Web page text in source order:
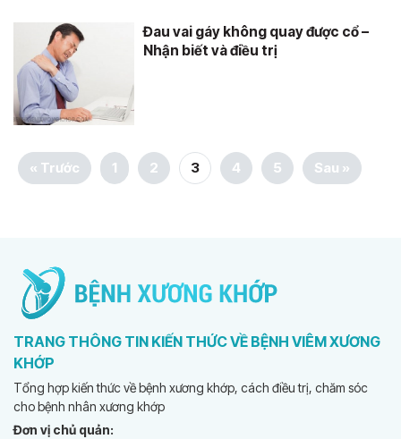
Đau vai gáy không quay được cổ –
Nhận biết và điều trị
« Trước 1 2 3 4 5 Sau »
TRANG THÔNG TIN KIẾN THỨC VỀ BỆNH VIÊM XƯƠNG
KHỚP
Tổng hợp kiến thức về bệnh xương khớp, cách điều trị, chăm sóc
cho bệnh nhân xương khớp
Đơn vị chủ quản: